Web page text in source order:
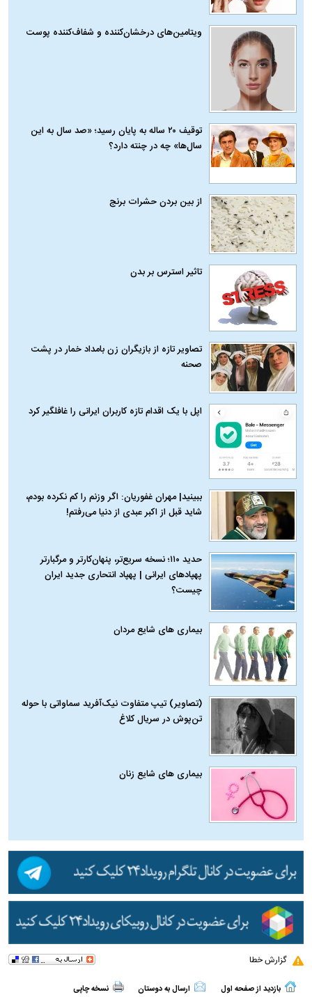
ویتامین‌های درخشان‌کننده و شفاف‌کننده پوست
توقیف ۲۰ ساله به پایان رسید؛ «صد سال به این
سال‌ها» چه در چنته دارد؟
از بین بردن حشرات برنج
تاثیر استرس بر بدن
تصاویر تازه از بازیگران زن بامداد خمار در پشت
صحنه
اپل با یک اقدام تازه کاربران ایرانی را غافلگیر کرد
ببینید| مهران غفوریان: اگر وزنم را کم نکرده بودم،
شاید قبل از اکبر عبدی از دنیا می‌رفتم!
حدید ۱۱۰؛ نسخه سریع‌تر، پنهان‌کارتر و مرگبارتر
پهپادهای ایرانی | پهپاد انتحاری جدید ایران
چیست؟
بیماری‌ های شایع مردان
(تصاویر) تیپ متفاوت نیک‌آفرید سماواتی با حوله
تن‌پوش در سریال کلاغ
بیماری‌ های شایع زنان
گزارش خطا
بازدید از صفحه اول ارسال به دوستان نسخه چاپی